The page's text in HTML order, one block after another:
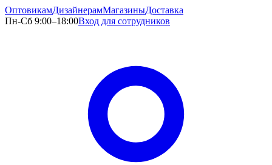
ОптовикамДизайнерамМагазиныДоставка
Пн-Сб 9:00–18:00Вход для сотрудников